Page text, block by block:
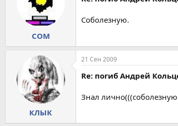
COM
Соболезную.
КЛЫК
21 Сен 2009
Re: погиб Андрей
Знал